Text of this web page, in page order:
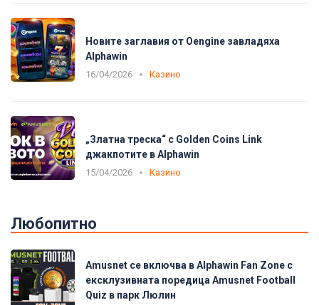
Новите заглавия от Oengine завладяха
Alphawin
16/04/2026 Казино
„Златна треска“ с Golden Coins Link
джакпотите в Alphawin
15/04/2026 Казино
Любопитно
Amusnet се включва в Alphawin Fan Zone с
ексклузивната поредица Amusnet Football
Quiz в парк Люлин